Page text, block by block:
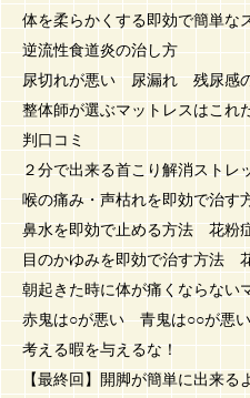
体を柔らかくする即効で簡単な
逆流性食道炎の治し方
尿切れが悪い 尿漏れ 残尿感
整体師が選ぶマットレスはこ
判口コミ
２分で出来る首こり解消ストレ
喉の痛み・声枯れを即効で治
鼻水を即効で止める方法 花
目のかゆみを即効で治す方法
朝起きた時に体が痛くならない
赤鬼は○が悪い 青鬼は○○が悪い
考える暇を与えるな！
【最終回】開脚が簡単に出来る